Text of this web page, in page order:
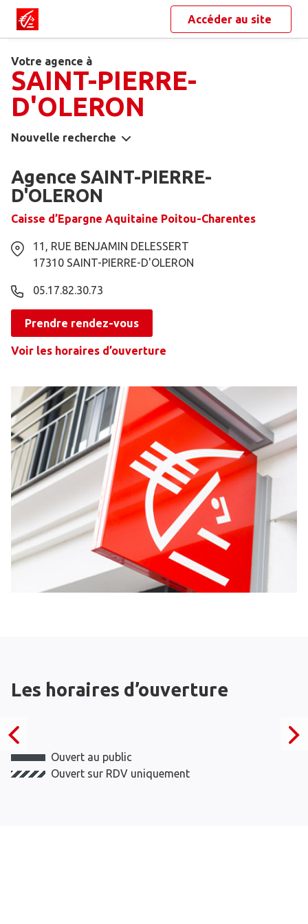
Accéder au site
Votre agence à
SAINT-PIERRE-
D'OLERON
Nouvelle recherche
Agence SAINT-PIERRE-
D'OLERON
Caisse d’Epargne Aquitaine Poitou-Charentes
11, RUE BENJAMIN DELESSERT
17310 SAINT-PIERRE-D'OLERON
05.17.82.30.73
Prendre rendez-vous
Voir les horaires d’ouverture
Les horaires d’ouverture
Ouvert au public
Ouvert sur RDV uniquement